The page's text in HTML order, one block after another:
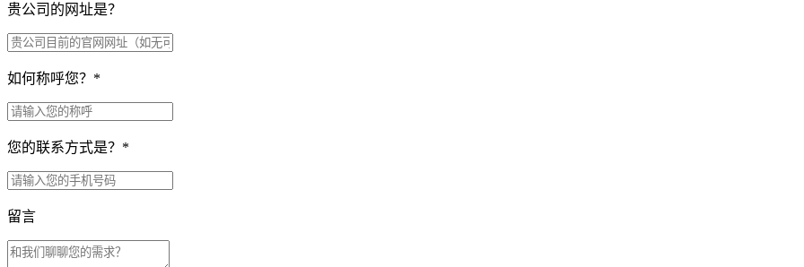
贵公司的网址是？
如何称呼您？ *
您的联系方式是？ *
留言